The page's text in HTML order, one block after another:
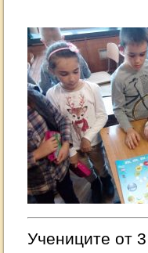
Учениците от